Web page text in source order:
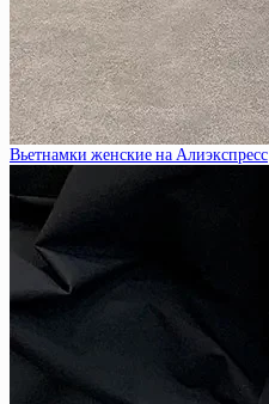
Вьетнамки женские на Алиэкспресс